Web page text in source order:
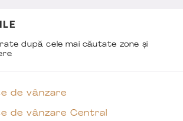
după cele mai căutate zone și
de vânzare
de vânzare Central